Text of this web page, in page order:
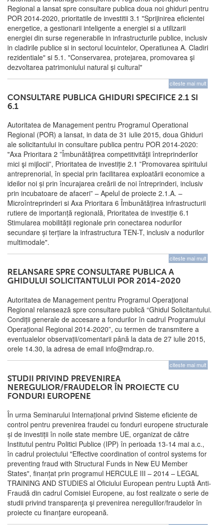
Regional a lansat spre consultare publica doua noi ghiduri pentru
POR 2014-2020, prioritatile de investitii 3.1 "Sprijinirea eficientei
energetice, a gestionarii inteligente a energiei si a utilizarii
energiei din surse regenerabile in infrastructurile publice, inclusiv
in cladirile publice si in sectorul locuintelor, Operatiunea A. Cladiri
rezidentiale" si 5.1. "Conservarea, protejarea, promovarea şi
dezvoltarea patrimoniului natural şi cultural"
citeste mai mult
CONSULTARE PUBLICA GHIDURI SPECIFICE 2.1 SI
6.1
Autoritatea de Management pentru Programul Operational
Regional (POR) a lansat, in data de 31 iulie 2015, doua Ghiduri
ale solicitantului in consultare publica pentru POR 2014-2020:
"Axa Prioritara 2 ”Îmbunătăţirea competitivităţii întreprinderilor
mici şi mijlocii”, Prioritatea de investiție 2.1 ”Promovarea spiritului
antreprenorial, în special prin facilitarea exploatării economice a
ideilor noi și prin încurajarea creării de noi întreprinderi, inclusiv
prin incubatoare de afaceri” – Apelul de proiecte 2.1.A. –
Microîntreprinderi si Axa Prioritara 6 Îmbunătățirea infrastructurii
rutiere de importanță regională, Prioritatea de investiție 6.1
Stimularea mobilității regionale prin conectarea nodurilor
secundare și terțiare la infrastructura TEN-T, inclusiv a nodurilor
multimodale".
citeste mai mult
RELANSARE SPRE CONSULTARE PUBLICA A
GHIDULUI SOLICITANTULUI POR 2014-2020
Autoritatea de Management pentru Programul Operaţional
Regional relansează spre consultare publică “Ghidul Solicitantului.
Condiții generale de accesare a fondurilor în cadrul Programului
Operațional Regional 2014-2020”, cu termen de transmitere a
eventualelor observații/comentarii până la data de 27 iulie 2015,
orele 14.30, la adresa de email info@mdrap.ro.
citeste mai mult
STUDII PRIVIND PREVENIREA
NEREGULIOR/FRAUDELOR ÎN PROIECTE CU
FONDURI EUROPENE
În urma Seminarului Internațional privind Sisteme eficiente de
control pentru prevenirea fraudei cu fonduri europene structurale
și de investiții în noile state membre UE, organizat de către
Institutul pentru Politici Publice (IPP) în perioada 13-14 mai a.c.,
în cadrul proiectului "Effective coordination of control systems for
preventing fraud with Structural Funds in New EU Member
States", finanțat prin programul HERCULE III – 2014 – LEGAL
TRAINING AND STUDIES al Oficiului European pentru Luptă Anti-
Fraudă din cadrul Comisiei Europene, au fost realizate o serie de
studii privind transparenţa şi prevenirea neregulilor/fraudelor în
proiecte cu finanţare europeană.